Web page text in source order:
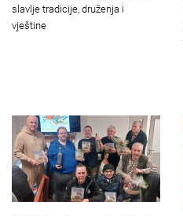
slavlje tradicije, druženja i
vještine